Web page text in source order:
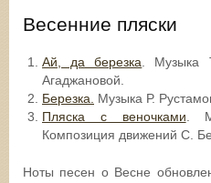
Весенние пляски
Ай, да березка . Музыка
Агаджановой.
Березка.
Музыка Р.
Пляска с веночками .
Композиция движений С.
Ноты песен о Весне